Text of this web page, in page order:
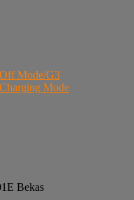
Mode/G3
Mode
Bekas